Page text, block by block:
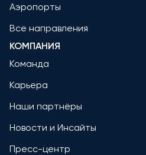
Аэропорты
Все направления
КОМПАНИЯ
Команда
Карьера
Наши партнёры
Новости и Инсайты
Пресс-центр